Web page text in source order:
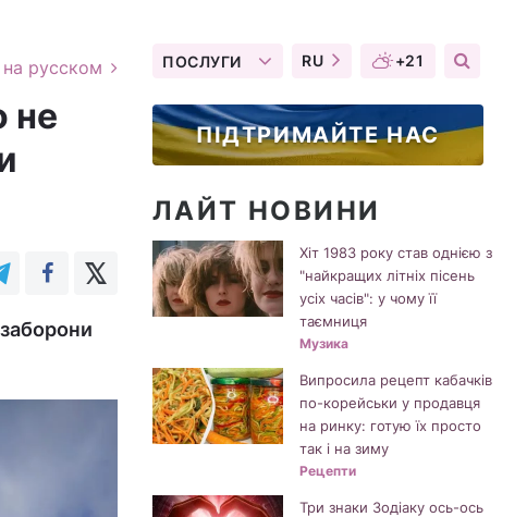
на русском
не
ПОСЛУГИ RU +21
ПІДТРИМАЙТЕ НАС
ЛАЙТ НОВИНИ
Хіт 1983 року став однією з
"найкращих літніх пісень
усіх часів": у чому її
таємниця
Музика
Випросила рецепт кабачків
по-корейськи у продавця
на ринку: готую їх просто
так і на зиму
Рецепти
Три знаки Зодіаку ось-ось